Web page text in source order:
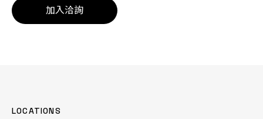
加入洽詢
LOCATIONS